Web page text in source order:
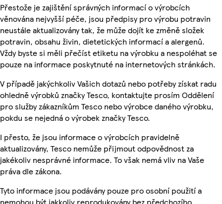
Přestože je zajištění správných informací o výrobcích
věnována nejvyšší péče, jsou předpisy pro výrobu potravin
neustále aktualizovány tak, že může dojít ke změně složek
potravin, obsahu živin, dietetických informací a alergenů.
Vždy byste si měli přečíst etiketu na výrobku a nespoléhat se
pouze na informace poskytnuté na internetových stránkách.
V případě jakýchkoliv Vašich dotazů nebo potřeby získat radu
ohledně výrobků značky Tesco, kontaktujte prosím Oddělení
pro služby zákazníkům Tesco nebo výrobce daného výrobku,
pokdu se nejedná o výrobek značky Tesco.
I přesto, že jsou informace o výrobcích pravidelně
aktualizovány, Tesco nemůže přijmout odpovědnost za
jakékoliv nesprávné informace. To však nemá vliv na Vaše
práva dle zákona.
Tyto informace jsou podávány pouze pro osobní použití a